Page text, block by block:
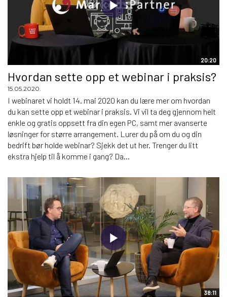
20:20
Hvordan sette opp et webinar i praksis?
15.05.2020.
I webinaret vi holdt 14. mai 2020 kan du lære mer om hvordan
du kan sette opp et webinar i praksis. Vi vil ta deg gjennom helt
enkle og gratis oppsett fra din egen PC, samt mer avanserte
løsninger for større arrangement. Lurer du på om du og din
bedrift bør holde webinar? Sjekk det ut her. Trenger du litt
ekstra hjelp til å komme i gang? Da...
38:11